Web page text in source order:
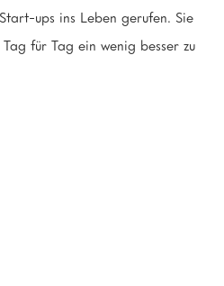
ups ins Leben gerufen. Sie
für Tag ein wenig besser zu